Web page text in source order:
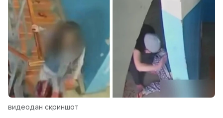
видеодан скриншот